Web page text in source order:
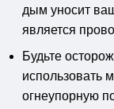
дым уносит
является
Будьте
использовать
огнеупорную